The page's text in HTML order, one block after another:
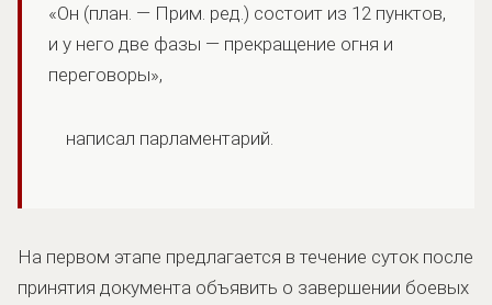
«Он (план. — Прим. ред.) состоит из 12 пунктов,
и у него две фазы — прекращение огня и
переговоры»,
написал парламентарий.
На первом этапе предлагается в течение суток после
принятия документа объявить о завершении боевых